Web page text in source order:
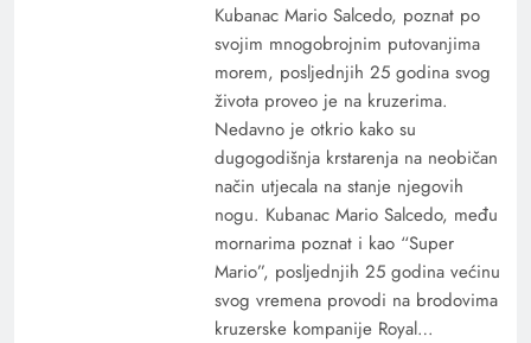
Kubanac Mario Salcedo, poznat po
svojim mnogobrojnim putovanjima
morem, posljednjih 25 godina svog
života proveo je na kruzerima.
Nedavno je otkrio kako su
dugogodišnja krstarenja na neobičan
način utjecala na stanje njegovih
nogu. Kubanac Mario Salcedo, među
mornarima poznat i kao “Super
Mario”, posljednjih 25 godina većinu
svog vremena provodi na brodovima
kruzerske kompanije Royal…